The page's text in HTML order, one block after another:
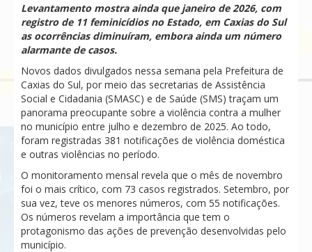
Levantamento mostra ainda que janeiro de 2026, com
registro de 11 feminicídios no Estado, em Caxias do Sul
as ocorrências diminuíram, embora ainda um número
alarmante de casos.
Novos dados divulgados nessa semana pela Prefeitura de
Caxias do Sul, por meio das secretarias de Assistência
Social e Cidadania (SMASC) e de Saúde (SMS) traçam um
panorama preocupante sobre a violência contra a mulher
no município entre julho e dezembro de 2025. Ao todo,
foram registradas 381 notificações de violência doméstica
e outras violências no período.
O monitoramento mensal revela que o mês de novembro
foi o mais crítico, com 73 casos registrados. Setembro, por
sua vez, teve os menores números, com 55 notificações.
Os números revelam a importância que tem o
protagonismo das ações de prevenção desenvolvidas pelo
município.